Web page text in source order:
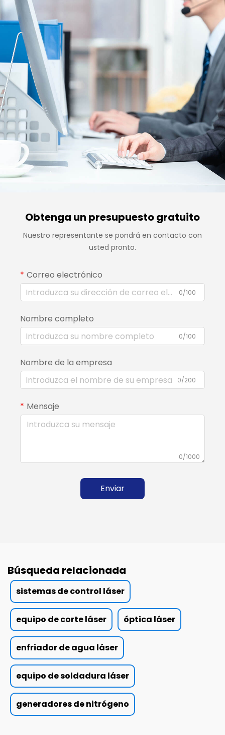
Obtenga un presupuesto gratuito
Nuestro representante se pondrá en contacto con
usted pronto.
Correo electrónico
0/100
Nombre completo
0/100
Nombre de la empresa
0/200
Mensaje
0/1000
Enviar
Búsqueda relacionada
sistemas de control láser
equipo de corte láser óptica láser
enfriador de agua láser
equipo de soldadura láser
generadores de nitrógeno